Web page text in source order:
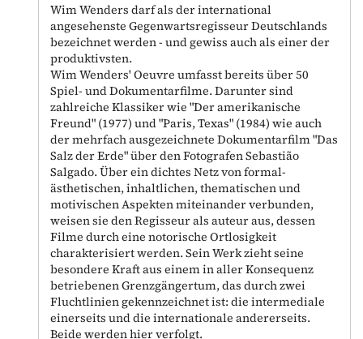
Wim Wenders darf als der international
angesehenste Gegenwartsregisseur Deutschlands
bezeichnet werden - und gewiss auch als einer der
produktivsten.
Wim Wenders' Oeuvre umfasst bereits über 50
Spiel- und Dokumentarfilme. Darunter sind
zahlreiche Klassiker wie "Der amerikanische
Freund" (1977) und "Paris, Texas" (1984) wie auch
der mehrfach ausgezeichnete Dokumentarfilm "Das
Salz der Erde" über den Fotografen Sebastião
Salgado. Über ein dichtes Netz von formal-
ästhetischen, inhaltlichen, thematischen und
motivischen Aspekten miteinander verbunden,
weisen sie den Regisseur als auteur aus, dessen
Filme durch eine notorische Ortlosigkeit
charakterisiert werden. Sein Werk zieht seine
besondere Kraft aus einem in aller Konsequenz
betriebenen Grenzgängertum, das durch zwei
Fluchtlinien gekennzeichnet ist: die intermediale
einerseits und die internationale andererseits.
Beide werden hier verfolgt.